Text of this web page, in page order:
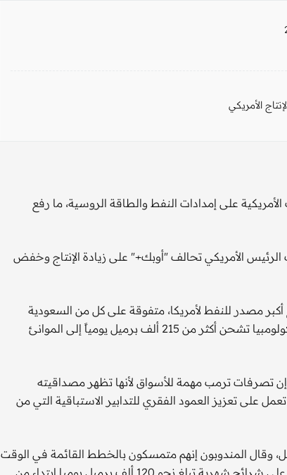
على إمدادات النفط والطاقة الروسية، ما رفع
الأمريكي تحالف "أوبك+" على زيادة الإنتاج وخفض
أكبر مصدر للنفط لأمريكا، متفوقة على كل من السعودية
والبرازيل، وفقا لإدارة معلومات الطاقة، وأظهرت أحدث البيانات أن كولومبيا تشحن أكثر من 215 ألف برميل يومياً إلى الموانئ
ترمب مهمة للأسواق لأنها تظهر مصداقيته
على تعزيز العمود الفقري للتدابير الاستباقية التي من
وقال المندوبون إنهم متمسكون بالخطط القائمة في الوقت
الحالي، حيث يهدف التحالف إلى البدء في ضخ بعض الإنتاج المقيد على شرائح شهرية تبلغ نحو 120 ألف برميل يوميا ابتداء من